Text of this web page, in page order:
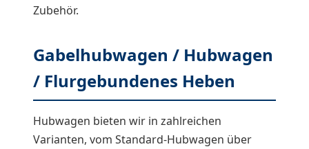
Zubehör.
Gabelhubwagen / Hubwagen
/ Flurgebundenes Heben
Hubwagen bieten wir in zahlreichen
Varianten, vom Standard-Hubwagen über